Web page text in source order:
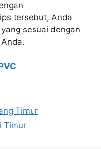
tersebut, Anda
sesuai dengan
Timur
Timur